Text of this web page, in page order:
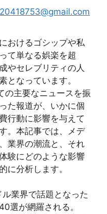
おけるゴシップや私
て単なる娯楽を超
やセレブリティの人
となっています。
の主要なニュースを振
た報道が、いかに個
行動に影響を与えて
。本記事では、メデ
業界の潮流と、それ
験にどのような影響
に分析します。
業界で話題となった
選が網羅される。